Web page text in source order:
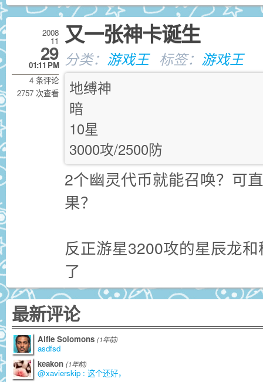
又一张神卡诞生
2008
11
29
01:11 PM
4 条评论
2757 次查看
分类： 游戏王 标签： 游戏王
地缚神
暗
10星
3000攻/2500防
2个幽灵代币就能召唤？可
果？
反正游星3200攻的星辰龙
了
最新评论
Alfie Solomons (1年前)
asdfsd
keakon (1年前)
@xavierskip : 这个还好，